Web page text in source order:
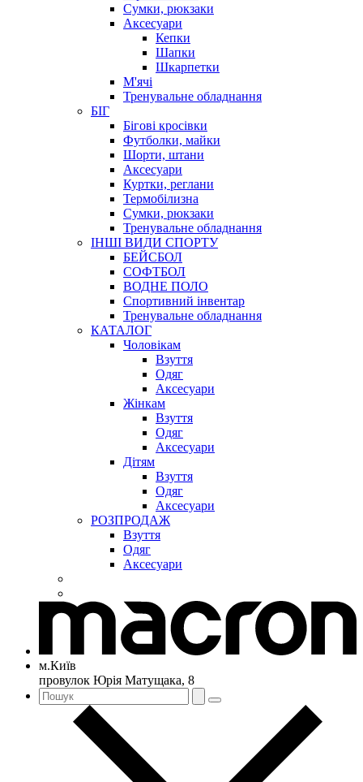
Сумки, рюкзаки
Аксесуари
Кепки
Шапки
Шкарпетки
М'ячі
Тренувальне обладнання
БІГ
Бігові кросівки
Футболки, майки
Шорти, штани
Аксесуари
Куртки, реглани
Термобілизна
Сумки, рюкзаки
Тренувальне обладнання
ІНШІ ВИДИ СПОРТУ
БЕЙСБОЛ
СОФТБОЛ
ВОДНЕ ПОЛО
Спортивний інвентар
Тренувальне обладнання
КАТАЛОГ
Чоловікам
Взуття
Одяг
Аксесуари
Жінкам
Взуття
Одяг
Аксесуари
Дітям
Взуття
Одяг
Аксесуари
РОЗПРОДАЖ
Взуття
Одяг
Аксесуари
м.Київ
провулок Юрія Матущака, 8